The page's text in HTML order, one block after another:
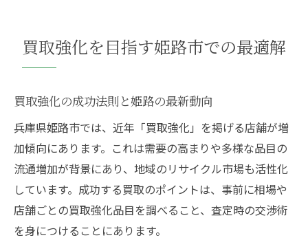
姫路のリサイクル買取現場を徹底調査
姫路リサイクルショップ買取の現状分析
出張買取サービスのメリットと実態調査
買取 姫路のリサイクルショップ徹底比較
高額買取を狙う姫路のリサイクル活用法
納得の現金化に必要な買取ノウハウ集
買取で現金化を成功させる査定のコツ
納得の買取を叶える交渉術と準備方法
買取強化を目指す姫路市での最適解
買取強化の成功法則と姫路の最新動向
兵庫県姫路市では、近年「買取強化」を掲げる店舗が増
加傾向にあります。これは需要の高まりや多様な品目の
流通増加が背景にあり、地域のリサイクル市場も活性化
しています。成功する買取のポイントは、事前に相場や
店舗ごとの買取強化品目を調べること、査定時の交渉術
を身につけることにあります。